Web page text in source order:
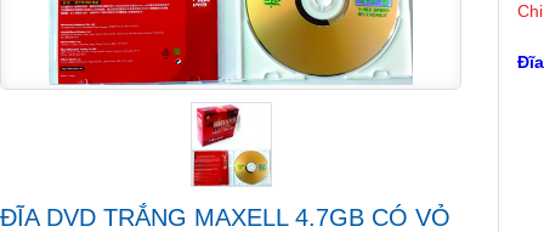
ĐĨA DVD TRẮNG MAXELL 4.7GB CÓ VỎ